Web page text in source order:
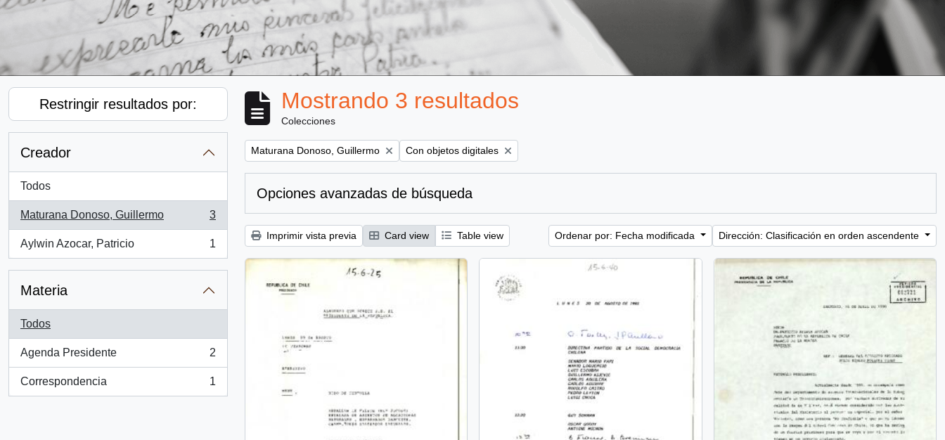
Restringir resultados por:
Creador
Todos
Maturana Donoso, Guillermo
, 3 resultados
3
Aylwin Azocar, Patricio
, 1 resultados
1
Materia
Todos
Agenda Presidente
, 2 resultados
2
Correspondencia
, 1 resultados
1
Mostrando 3 resultados
Colecciones
Remove filter:
Maturana Donoso, Guillermo Remove filter:
Con objetos digitales
Opciones avanzadas de búsqueda
Imprimir vista previa Card view Table view Ordenar por: Fecha modificada Dirección: Clasificación en orden ascendente